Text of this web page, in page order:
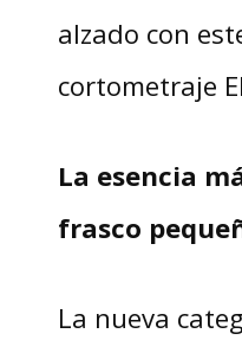
alzado con
cortometraje
La esencia
frasco
La nueva